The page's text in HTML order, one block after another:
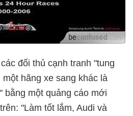
đối thủ cạnh tranh "tung
hãng xe sang khác là
bằng một quảng cáo mới
"Làm tốt lắm, Audi và